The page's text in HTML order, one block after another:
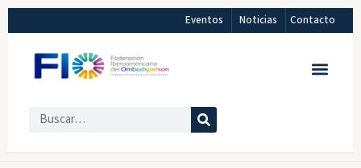
Eventos Noticias Contacto